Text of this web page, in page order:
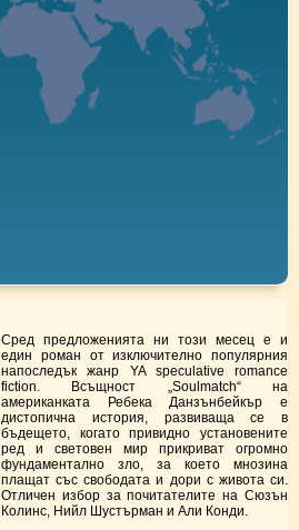
Сред предложенията ни този месец е и
един роман от изключително популярния
напоследък жанр YA speculative romance
fiction. Всъщност „Soulmatch“ на
американката Ребека Данзънбейкър е
дистопична история, развиваща се в
бъдещето, когато привидно установените
ред и световен мир прикриват огромно
фундаментално зло, за което мнозина
плащат със свободата и дори с живота си.
Отличен избор за почитателите на Сюзън
Колинс, Нийл Шустърман и Али Конди.